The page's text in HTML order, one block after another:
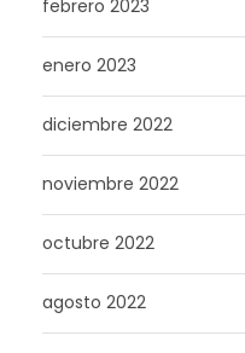
febrero 2023
enero 2023
diciembre 2022
noviembre 2022
octubre 2022
agosto 2022